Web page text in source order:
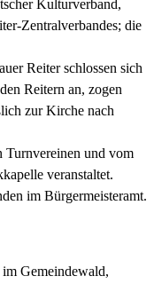
Kulturverband,
Zentralverbandes; die
Reiter schlossen sich
Reitern an, zogen
zur Kirche nach
Turnvereinen und vom
veranstaltet.
im Bürgermeisteramt.
Gemeindewald,